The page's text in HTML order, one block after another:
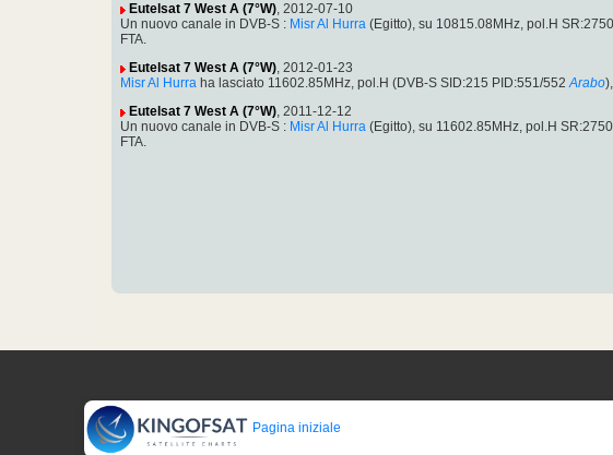
Eutelsat 7 West A (7°W), 2012-07-10
Un nuovo canale in DVB-S : Misr Al Hurra (Egitto), su 10815.08MHz, pol.H
FTA.
Eutelsat 7 West A (7°W), 2012-01-23
Misr Al Hurra ha lasciato 11602.85MHz, pol.H (DVB-S SID:215 PID:551/552 Arabo
Eutelsat 7 West A (7°W), 2011-12-12
Un nuovo canale in DVB-S : Misr Al Hurra (Egitto), su 11602.85MHz, pol.H
FTA.
Pagina iniziale